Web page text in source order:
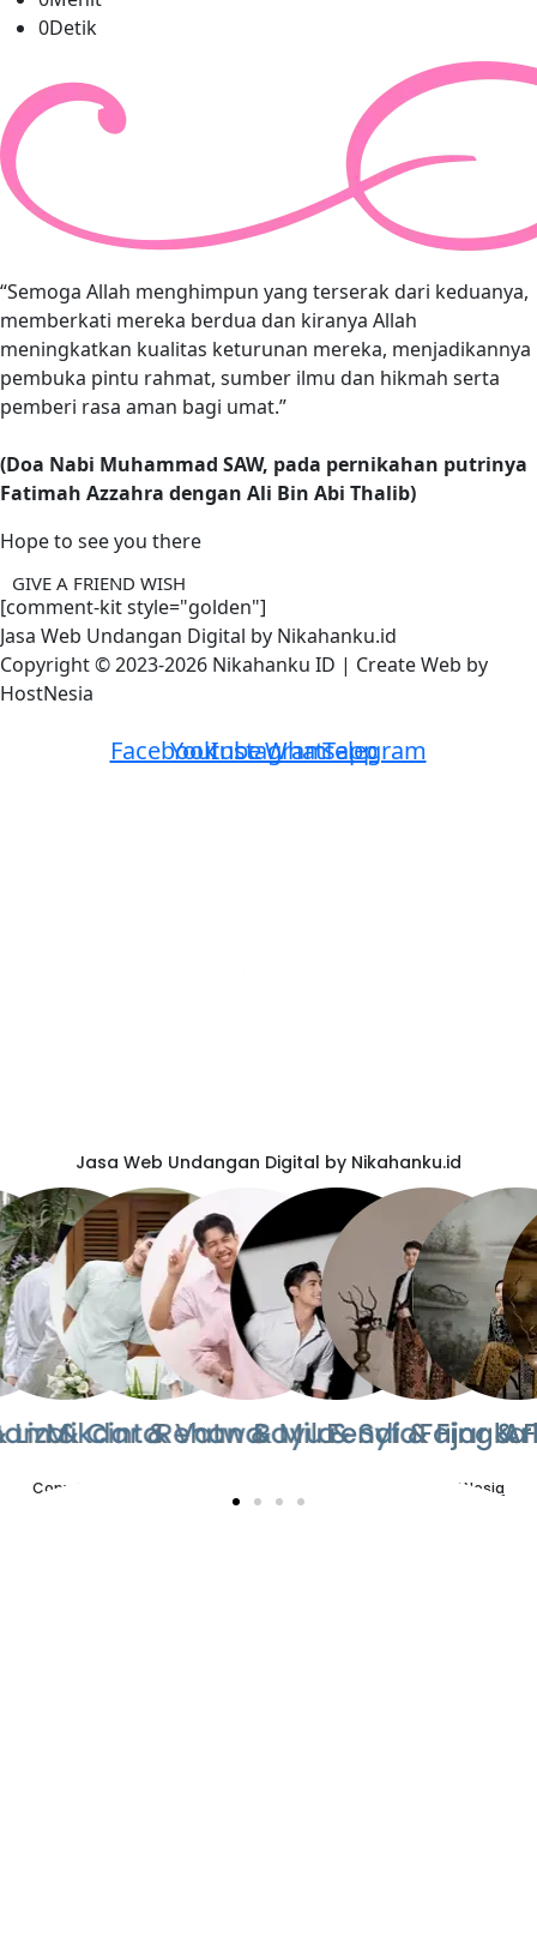
0Detik
“Semoga Allah menghimpun yang terserak dari keduanya,
memberkati mereka berdua dan kiranya Allah
meningkatkan kualitas keturunan mereka, menjadikannya
pembuka pintu rahmat, sumber ilmu dan hikmah serta
pemberi rasa aman bagi umat.”
(Doa Nabi Muhammad SAW, pada pernikahan putrinya
Fatimah Azzahra dengan Ali Bin Abi Thalib)
Hope to see you there
GIVE A FRIEND WISH
[comment-kit style="golden"]
Jasa Web Undangan Digital by Nikahanku.id
Copyright © 2023-2026 Nikahanku ID | Create Web by
HostNesia
FacebookYoutube
Instagram
Whatsapp
Telegram
Jasa Web Undangan Digital by Nikahanku.id
Copyright © 2023-2026 HostNesia